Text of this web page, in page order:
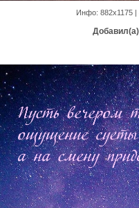
Инфо: 882х1175
Добавил(а)